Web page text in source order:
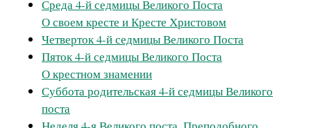
Среда 4-й седмицы Великого Поста
О своем кресте и Кресте Христовом
Четверток 4-й седмицы Великого Поста
Пяток 4-й седмицы Великого Поста
О крестном знамении
Суббота родительская 4-й седмицы Великого
поста